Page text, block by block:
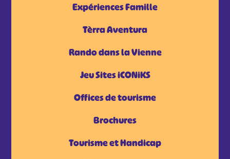
Expériences Famille
Tèrra Aventura
Rando dans la Vienne
Jeu Sites iCONiKS
Offices de tourisme
Brochures
Tourisme et Handicap